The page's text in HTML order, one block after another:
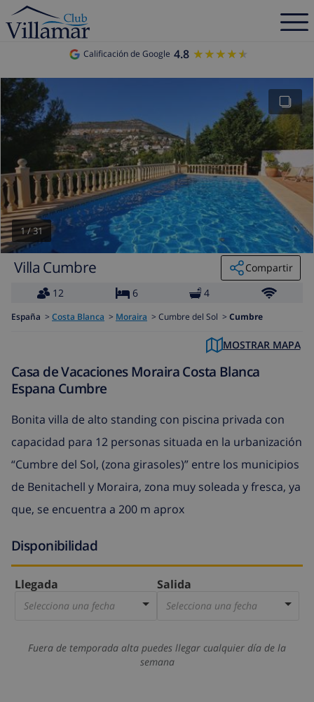
Calificación de Google 4.8 ★★★★★
★★★★★
1 /31
Villa Cumbre
Compartir
12
6 4
España > Costa Blanca > Moraira > Cumbre del Sol > Cumbre
MOSTRAR MAPA
Casa de Vacaciones Moraira Costa Blanca
Espana Cumbre
Bonita villa de alto standing con piscina privada con
capacidad para 12 personas situada en la urbanización
“Cumbre del Sol, (zona girasoles)” entre los municipios
de Benitachell y Moraira, zona muy soleada y fresca, ya
que, se encuentra a 200 m aprox
Disponibilidad
Llegada
Selecciona una fecha
Salida
Selecciona una fecha
Fuera de temporada alta puedes llegar cualquier día de la
semana